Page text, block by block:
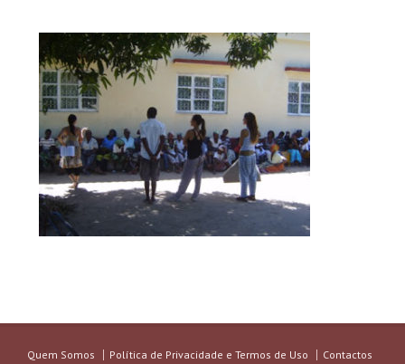
Quem Somos Política de Privacidade e Termos de Uso Contactos